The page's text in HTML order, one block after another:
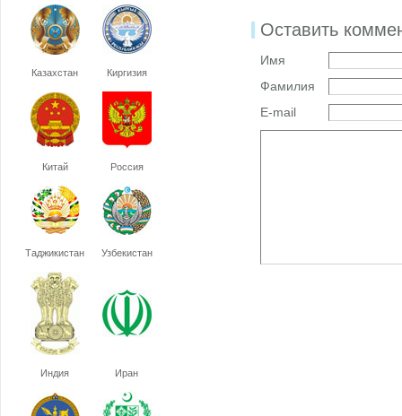
Казахстан Киргизия
Китай Россия
Таджикистан Узбекистан
Индия Иран
Оставить
Имя
Фамилия
E-mail